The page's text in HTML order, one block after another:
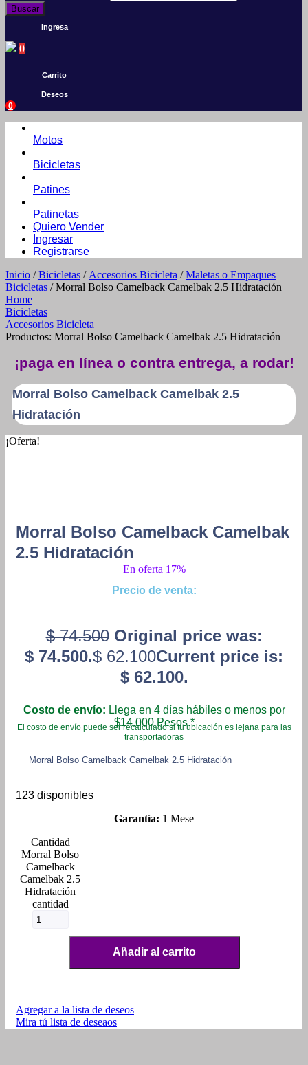
Buscar
Ingresa
0
Carrito
Deseos
0
Motos
Bicicletas
Patines
Patinetas
Quiero Vender
Ingresar
Registrarse
Inicio /Bicicletas / Accesorios Bicicleta /Maletas o Empaques
Bicicletas / Morral Bolso Camelback Camelbak 2.5 Hidratación
Home
Bicicletas
Accesorios Bicicleta
Productos: Morral Bolso Camelback Camelbak 2.5 Hidratación
¡paga en línea o contra entrega, a rodar!
Morral Bolso Camelback Camelbak 2.5
Hidratación
¡Oferta!
Morral Bolso Camelback Camelbak
2.5 Hidratación
En oferta 17%
Precio de venta:
$74.500 Original price was:
$ 74.500.$ 62.100Current price is:
$ 62.100.
Costo de envío: Llega en 4 días hábiles o menos por
$14.000 Pesos.*
El costo de envío puede ser recalculado si tu ubicación es lejana para las
transportadoras
Morral Bolso Camelback Camelbak 2.5 Hidratación
123 disponibles
Garantía: 1 Mese
Morral Bolso
Camelback
Camelbak 2.5
Hidratación
cantidad
Añadir al carrito
Agregar a la lista de deseos
Mira tú lista de deseaos